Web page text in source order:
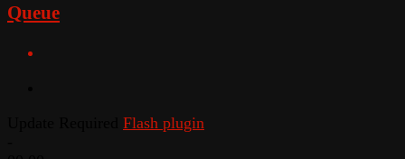
Queue
Flash plugin